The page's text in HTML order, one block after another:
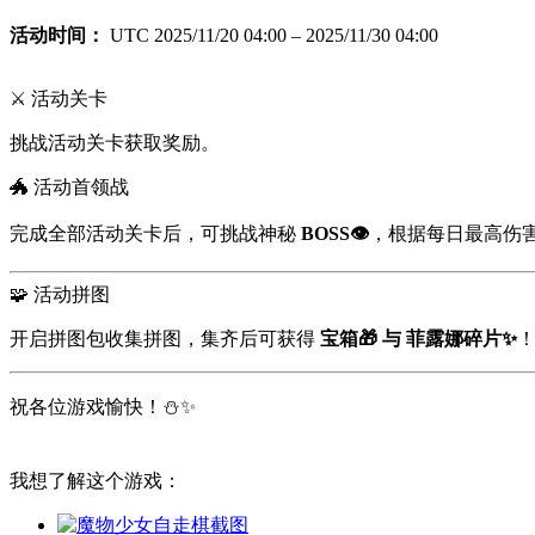
活动时间： UTC 2025/11/20 04:00 – 2025/11/30 04:00
⚔️ 活动关卡
挑战活动关卡获取奖励。
🐲 活动首领战
完成全部活动关卡后，可挑战神秘 BOSS👁，根据每日最高伤
🧩 活动拼图
开启拼图包收集拼图，集齐后可获得 宝箱🎁 与 菲露娜碎片✨！
祝各位游戏愉快！⛄✨
我想了解这个游戏：